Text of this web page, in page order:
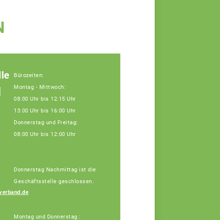
Bürozeiten:
Montag - Mittwoch:
08:00 Uhr bis 12:15 Uhr
13:00 Uhr bis 16:00 Uhr
Donnerstag und Freitag:
08:00 Uhr bis 12:00 Uhr
Donnerstag Nachmittag ist die
Geschäftsstelle geschlossen.
Montag und Donnerstag :